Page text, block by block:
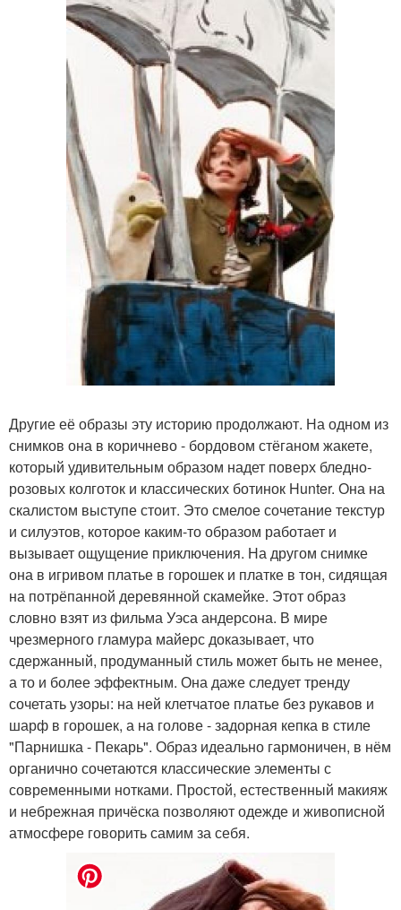
Другие её образы эту историю продолжают. На одном из
снимков она в коричнево - бордовом стёганом жакете,
который удивительным образом надет поверх бледно-
розовых колготок и классических ботинок Hunter. Она на
скалистом выступе стоит. Это смелое сочетание текстур
и силуэтов, которое каким-то образом работает и
вызывает ощущение приключения. На другом снимке
она в игривом платье в горошек и платке в тон, сидящая
на потрёпанной деревянной скамейке. Этот образ
словно взят из фильма Уэса андерсона. В мире
чрезмерного гламура майерс доказывает, что
сдержанный, продуманный стиль может быть не менее,
а то и более эффектным. Она даже следует тренду
сочетать узоры: на ней клетчатое платье без рукавов и
шарф в горошек, а на голове - задорная кепка в стиле
"Парнишка - Пекарь". Образ идеально гармоничен, в нём
органично сочетаются классические элементы с
современными нотками. Простой, естественный макияж
и небрежная причёска позволяют одежде и живописной
атмосфере говорить самим за себя.